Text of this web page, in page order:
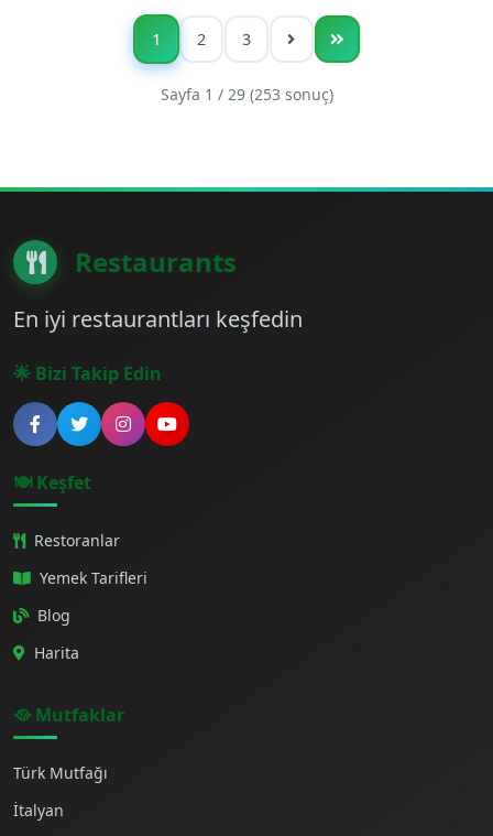
mutlaka deneyimlenmesi gereken restoranlardan
1 2 3
Sayfa 1 / 29 (253 sonuç)
Restaurants
En iyi restaurantları keşfedin
🌟 Bizi Takip Edin
🍽️ Keşfet
Restoranlar
Yemek Tarifleri
Blog
Harita
🥘 Mutfaklar
Türk Mutfağı
İtalyan